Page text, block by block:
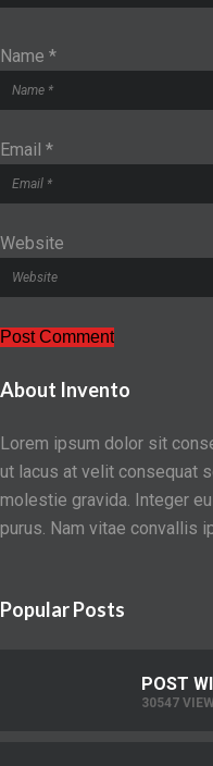
Name *
Email *
Website
About Invento
Lorem ipsum dolor sit
ut lacus at velit consequat
molestie gravida. Integer
purus. Nam vitae convallis
Popular Posts
POST
30547